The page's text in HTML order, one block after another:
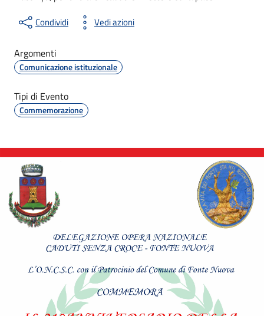
Condividi Vedi azioni
Argomenti
Comunicazione istituzionale
Tipi di Evento
Commemorazione